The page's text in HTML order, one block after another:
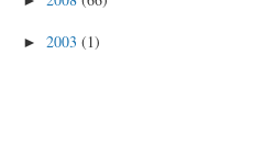
► 2003 (1)